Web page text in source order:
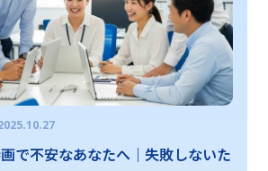
で不安なあなたへ｜失敗しないた